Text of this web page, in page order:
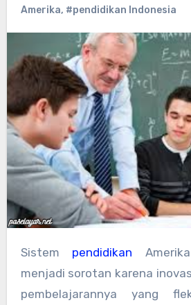
Amerika, #pendidikan Indonesia
Sistem pendidikan
menjadi sorotan karena
pembelajarannya yang